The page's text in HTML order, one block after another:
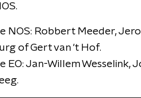
NOS: Robbert Meeder,
of Gert van 't Hof.
EO: Jan-Willem Wesselink,